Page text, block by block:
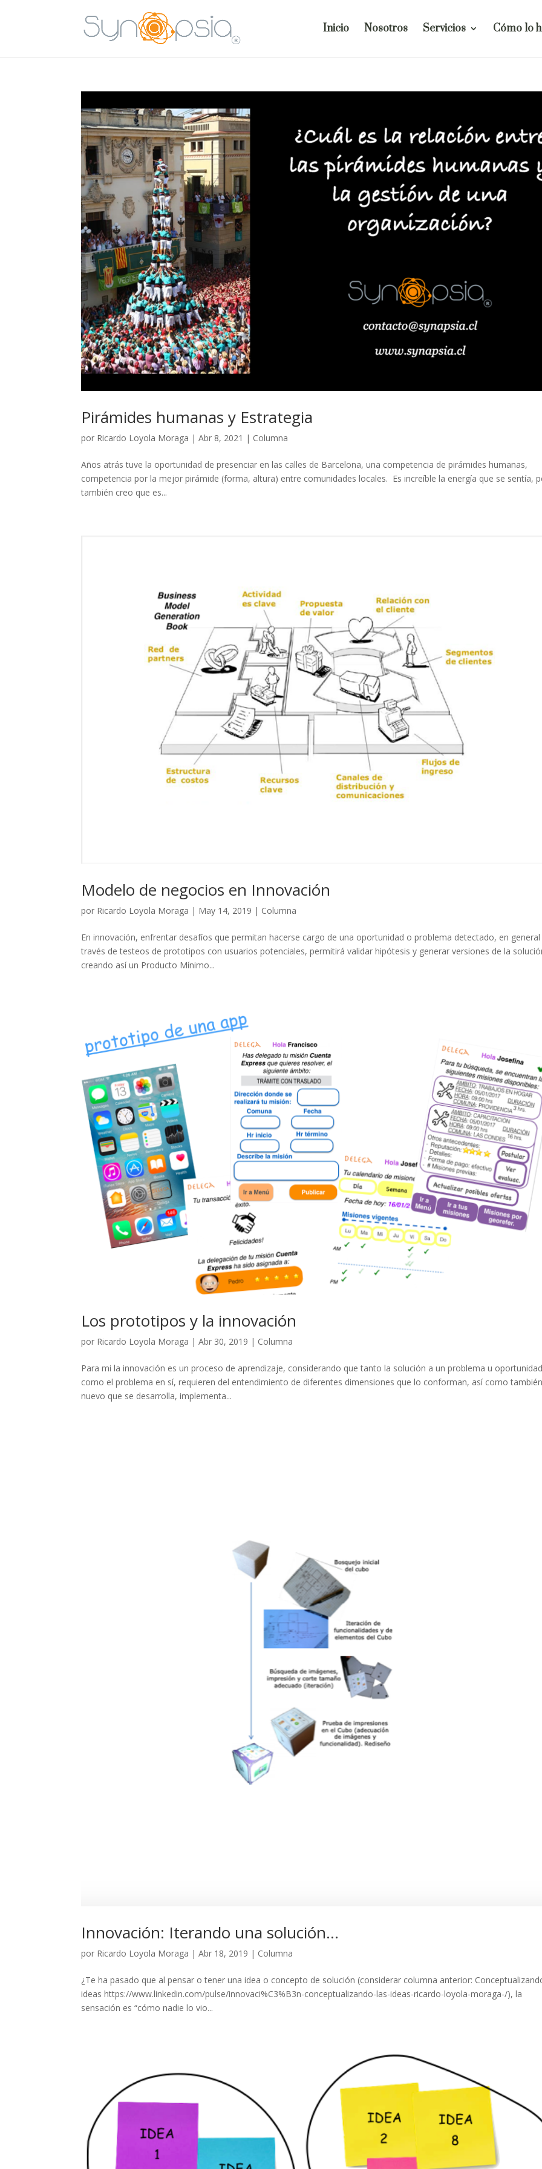
Inicio Nosotros Servicios Cómo lo
Pirámides humanas y Estrategia
por Ricardo Loyola Moraga |Abr 8, 2021 | Columna
Años atrás tuve la oportunidad de presenciar en las calles de Barcelona, una competencia de pirámides humanas,
competencia por la mejor pirámide (forma, altura) entre comunidades locales. Es increíble la energía que se sentía,
también creo que es...
Modelo de negocios en Innovación
por Ricardo Loyola Moraga | May 14, 2019 | Columna
En innovación, enfrentar desafíos que permitan hacerse cargo de una oportunidad o problema detectado, en
través de testeos de prototipos con usuarios potenciales, permitirá validar hipótesis y generar versiones de la
creando así un Producto Mínimo...
Los prototipos y la innovación
por Ricardo Loyola Moraga |Abr 30, 2019 | Columna
Para mi la innovación es un proceso de aprendizaje, considerando que tanto la solución a un problema u
como el problema en sí, requieren del entendimiento de diferentes dimensiones que lo conforman, así como
nuevo que se desarrolla, implementa...
Innovación: Iterando una solución…
por Ricardo Loyola Moraga |Abr 18, 2019 | Columna
¿Te ha pasado que al pensar o tener una idea o concepto de solución (considerar columna anterior:
ideas https://www.linkedin.com/pulse/innovaci%C3%B3n-conceptualizando-las-ideas-ricardo-loyola-moraga-/), la
sensación es “cómo nadie lo vio...